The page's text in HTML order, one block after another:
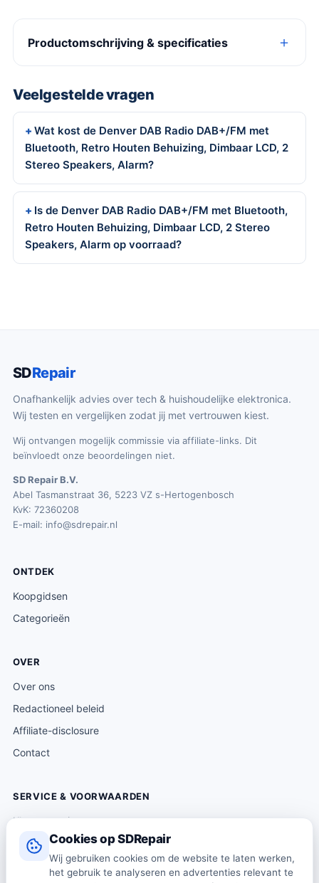
Cookies op SDRepair
Wij gebruiken cookies om de website te laten werken,
het gebruik te analyseren en advertenties relevant te
Productomschrijving & specificaties
Veelgestelde vragen
Wat kost de Denver DAB Radio DAB+/FM met
Bluetooth, Retro Houten Behuizing, Dimbaar LCD, 2
Stereo Speakers, Alarm?
Is de Denver DAB Radio DAB+/FM met Bluetooth,
Retro Houten Behuizing, Dimbaar LCD, 2 Stereo
Speakers, Alarm op voorraad?
SDRepair
Onafhankelijk advies over tech & huishoudelijke elektronica.
Wij testen en vergelijken zodat jij met vertrouwen kiest.
Wij ontvangen mogelijk commissie via affiliate-links. Dit
beïnvloedt onze beoordelingen niet.
SD Repair B.V.
Abel Tasmanstraat 36, 5223 VZ s-Hertogenbosch
KvK: 72360208
E-mail: info@sdrepair.nl
ONTDEK
Koopgidsen
Categorieën
OVER
Over ons
Redactioneel beleid
Affiliate-disclosure
Contact
SERVICE & VOORWAARDEN
Klantenservice
Verzending & levering
Retourneren